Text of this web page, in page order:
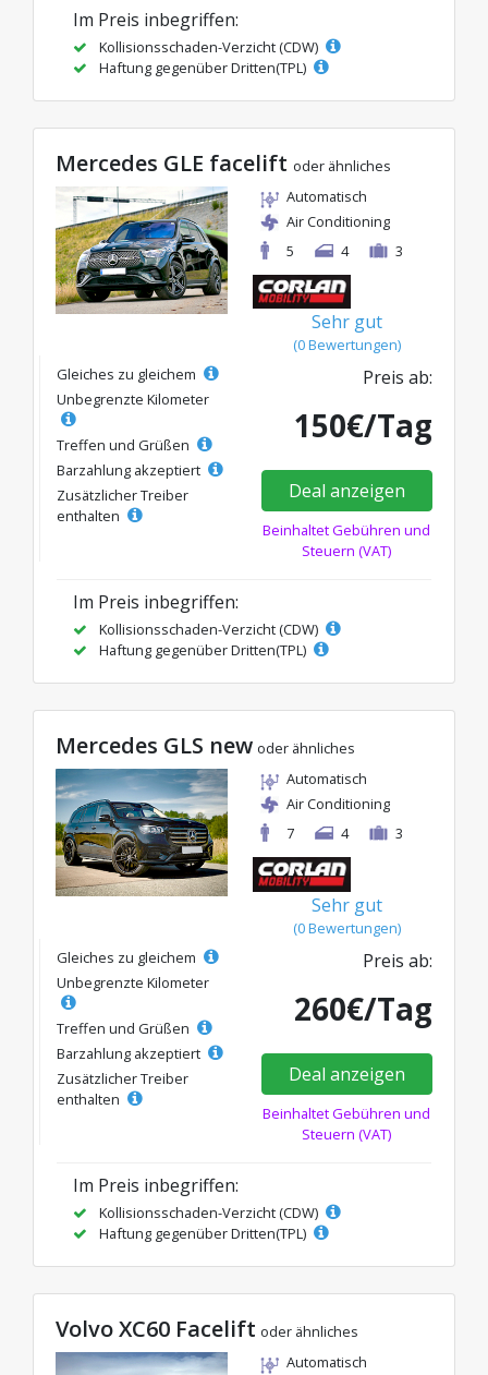
Im Preis inbegriffen:
Kollisionsschaden-Verzicht (CDW)
Haftung gegenüber Dritten(TPL)
Mercedes GLE facelift oder ähnliches
Automatisch
Air Conditioning
5
4 3
Sehr gut
(0 Bewertungen)
Gleiches zu gleichem
Unbegrenzte Kilometer
Treffen und Grüßen
Barzahlung akzeptiert
Zusätzlicher Treiber
enthalten
Preis ab:
150€/Tag
Deal anzeigen
Beinhaltet Gebühren und
Steuern (VAT)
Im Preis inbegriffen:
Kollisionsschaden-Verzicht (CDW)
Haftung gegenüber Dritten(TPL)
Mercedes GLS new oder ähnliches
Automatisch
Air Conditioning
7
4 3
Sehr gut
(0 Bewertungen)
Gleiches zu gleichem
Unbegrenzte Kilometer
Treffen und Grüßen
Barzahlung akzeptiert
Zusätzlicher Treiber
enthalten
Preis ab:
260€/Tag
Deal anzeigen
Beinhaltet Gebühren und
Steuern (VAT)
Im Preis inbegriffen:
Kollisionsschaden-Verzicht (CDW)
Haftung gegenüber Dritten(TPL)
Volvo XC60 Facelift oder ähnliches
Automatisch